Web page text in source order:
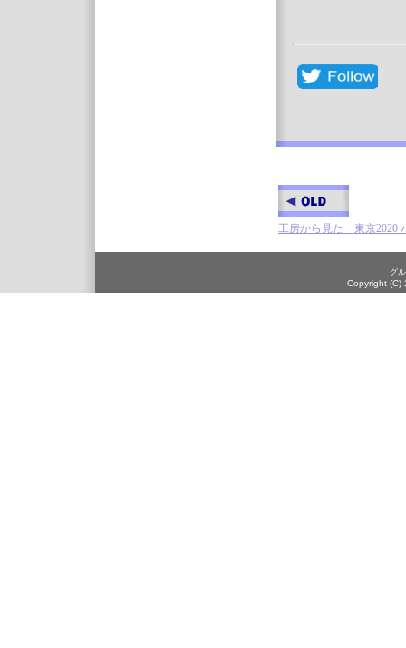
工房から見た 東京2020
グ
Copyright (C)